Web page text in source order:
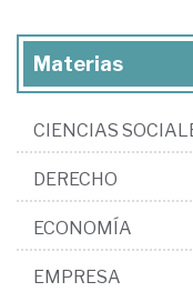
Materias
CIENCIAS
DERECHO
ECONOMÍA
EMPRESA